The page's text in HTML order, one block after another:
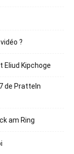
?
Eliud Kipchoge
de Pratteln
am Ring